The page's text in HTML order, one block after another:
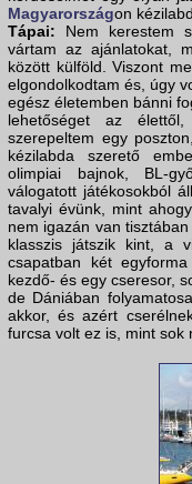
Magyarországon
Tápai: Nem kerestem
vártam az ajánlatokat,
között külföld. Viszont
elgondolkodtam és, úgy
egész életemben bánni
lehetőséget az
szerepeltem egy
kézilabda szerető
olimpiai bajnok, BL-
válogatott játékosokból
tavalyi évünk, mint
nem igazán van
klasszis játszik kint, a
csapatban két
kezdő- és egy cseresor,
de Dániában
akkor, és azért
furcsa volt ez is, mint sok